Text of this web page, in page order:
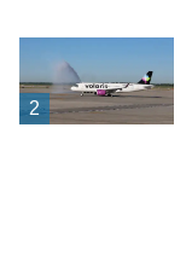
2